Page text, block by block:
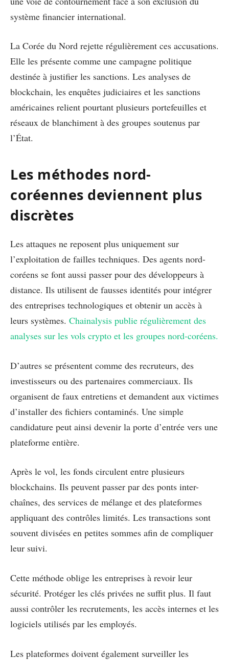
système financier international.
La Corée du Nord rejette régulièrement ces accusations.
Elle les présente comme une campagne politique
destinée à justifier les sanctions. Les analyses de
blockchain, les enquêtes judiciaires et les sanctions
américaines relient pourtant plusieurs portefeuilles et
réseaux de blanchiment à des groupes soutenus par
l’État.
Les méthodes nord-
coréennes deviennent plus
discrètes
Les attaques ne reposent plus uniquement sur
l’exploitation de failles techniques. Des agents nord-
coréens se font aussi passer pour des développeurs à
distance. Ils utilisent de fausses identités pour intégrer
des entreprises technologiques et obtenir un accès à
leurs systèmes. Chainalysis publie régulièrement des
analyses sur les vols crypto et les groupes nord-coréens.
D’autres se présentent comme des recruteurs, des
investisseurs ou des partenaires commerciaux. Ils
organisent de faux entretiens et demandent aux victimes
d’installer des fichiers contaminés. Une simple
candidature peut ainsi devenir la porte d’entrée vers une
plateforme entière.
Après le vol, les fonds circulent entre plusieurs
blockchains. Ils peuvent passer par des ponts inter-
chaînes, des services de mélange et des plateformes
appliquant des contrôles limités. Les transactions sont
souvent divisées en petites sommes afin de compliquer
leur suivi.
Cette méthode oblige les entreprises à revoir leur
sécurité. Protéger les clés privées ne suffit plus. Il faut
aussi contrôler les recrutements, les accès internes et les
logiciels utilisés par les employés.
Les plateformes doivent également surveiller les